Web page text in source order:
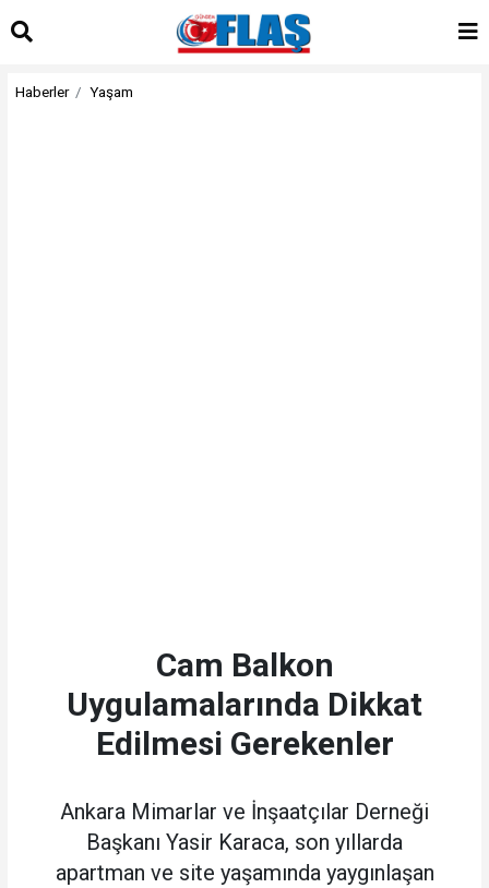
Haberler Yaşam
Cam Balkon
Uygulamalarında Dikkat
Edilmesi Gerekenler
Ankara Mimarlar ve İnşaatçılar Derneği
Başkanı Yasir Karaca, son yıllarda
apartman ve site yaşamında yaygınlaşan